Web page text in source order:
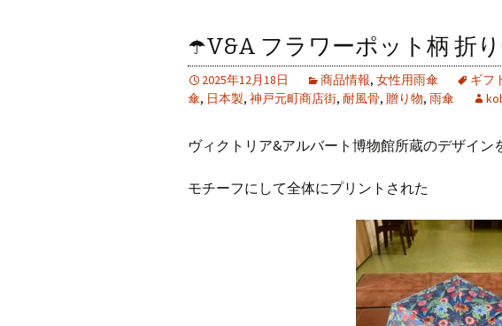
☂️V&A フラワーポット柄 折
2025年12月18日 商品情報, 女性用雨傘 ギフ
傘, 日本製, 神戸元町商店街, 耐風骨, 贈り物, 雨傘
ヴィクトリア&アルバート博物館所蔵のデザイン
モチーフにして全体にプリントされた